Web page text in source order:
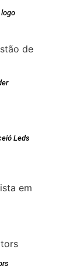
Leds